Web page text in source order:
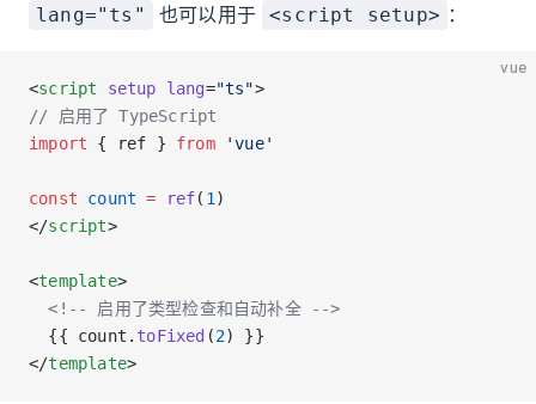
lang="ts" 也可以用于 <script setup> ：
vue
<script setup lang="ts">
// 启用了 TypeScript
import { ref } from 'vue'
const count = ref( 1 )
</script>
<template>
  <!-- 启用了类型检查和自动补全 -->
  {{ count.
toFixed (2) }}
</template>